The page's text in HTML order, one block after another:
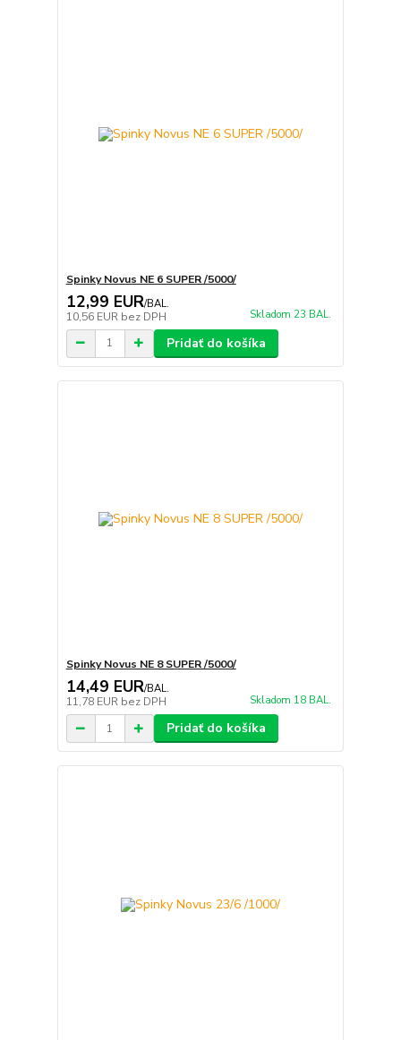
Spinky Novus NE 6 SUPER /5000/
12,99 EUR/BAL.
10,56 EUR bez DPH Skladom 23 BAL.
Pridať do košíka
Spinky Novus NE 8 SUPER /5000/
14,49 EUR/BAL.
11,78 EUR bez DPH Skladom 18 BAL.
Pridať do košíka